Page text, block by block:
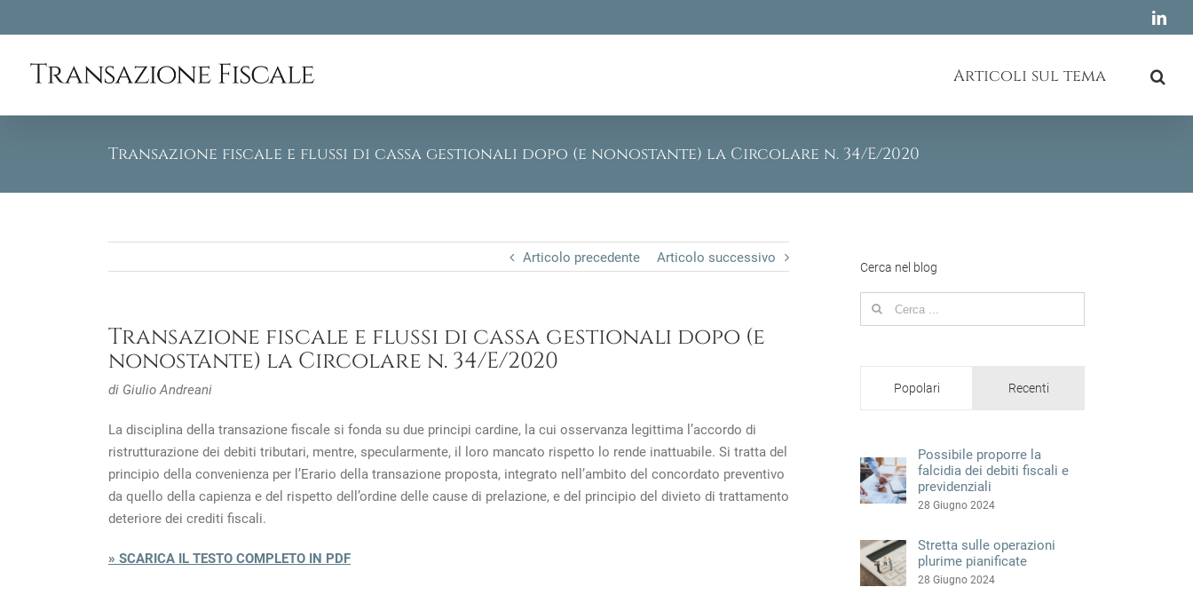
to
Articoli sul tema
Transazione fiscale e flussi di cassa gestionali dopo (e nonostante) la Circolare n. 34/E/2020
Articolo precedente Articolo successivo
Transazione fiscale e flussi di cassa gestionali dopo (e
nonostante) la Circolare n. 34/E/2020
di Giulio Andreani
La disciplina della transazione fiscale si fonda su due principi cardine, la cui osservanza legittima l’accordo di
ristrutturazione dei debiti tributari, mentre, specularmente, il loro mancato rispetto lo rende inattuabile. Si tratta del
principio della convenienza per l’Erario della transazione proposta, integrato nell’ambito del concordato preventivo
da quello della capienza e del rispetto dell’ordine delle cause di prelazione, e del principio del divieto di trattamento
deteriore dei crediti fiscali.
» SCARICA IL TESTO COMPLETO IN PDF
Cerca nel blog
Search
for:
Popolari Recenti
Possibile proporre la
falcidia dei debiti fiscali e
previdenziali
28 Giugno 2024
Stretta sulle operazioni
plurime pianificate
28 Giugno 2024